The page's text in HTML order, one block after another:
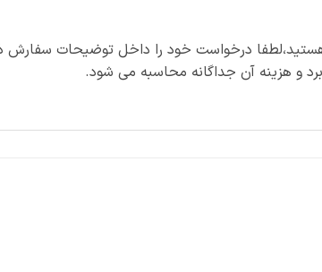
درخواست خود را داخل توضیحات سفارش